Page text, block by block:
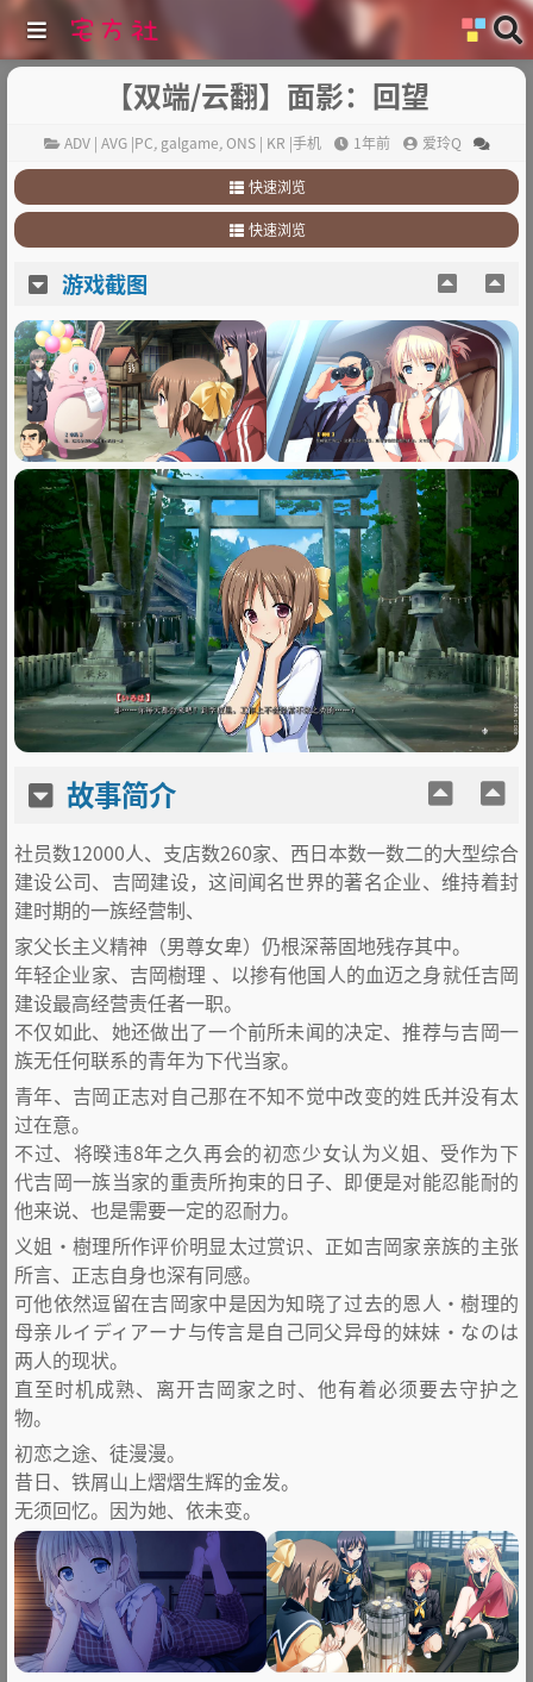
【双端/云翻】面影：回望
ADV | AVG |PC, galgame,ONS | KR |手机 1年前 爱玲Q
快速浏览
1.游戏截图
2.故事简介
3.其他
快速浏览
2.故事简介
3.其他
游戏截图
故事简介
社员数12000人、支店数260家、西日本数一数二的大型综合
建设公司、吉岡建设，这间闻名世界的著名企业、维持着封
建时期的一族经营制、
家父长主义精神（男尊女卑）仍根深蒂固地残存其中。
年轻企业家、吉岡樹理 、以掺有他国人的血迈之身就任吉岡
建设最高经营责任者一职。
不仅如此、她还做出了一个前所未闻的决定、推荐与吉岡一
族无任何联系的青年为下代当家。
青年、吉岡正志对自己那在不知不觉中改变的姓氏并没有太
过在意。
不过、将暌违8年之久再会的初恋少女认为义姐、受作为下
代吉岡一族当家的重责所拘束的日子、即便是对能忍能耐的
他来说、也是需要一定的忍耐力。
义姐·樹理所作评价明显太过赏识、正如吉岡家亲族的主张
所言、正志自身也深有同感。
可他依然逗留在吉岡家中是因为知晓了过去的恩人·樹理的
母亲ルイディアーナ与传言是自己同父异母的妹妹·なのは
两人的现状。
直至时机成熟、离开吉岡家之时、他有着必须要去守护之
物。
初恋之途、徒漫漫。
昔日、铁屑山上熠熠生辉的金发。
无须回忆。因为她、依未变。